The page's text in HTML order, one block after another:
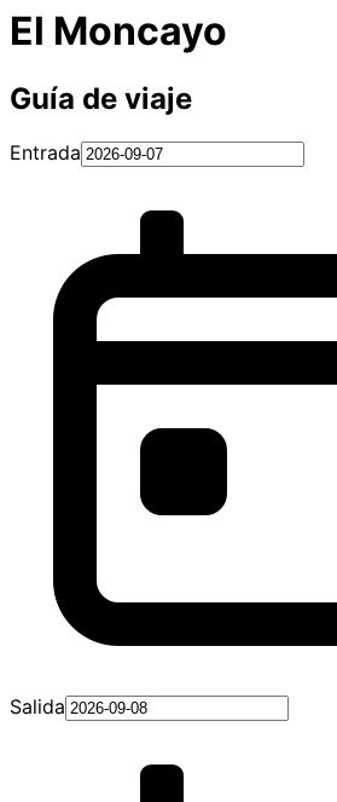
El Moncayo
Guía de viaje
Entrada
Salida